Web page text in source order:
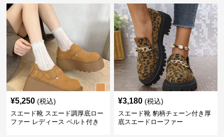
¥5,250 (税込)
スエード靴 スエード調厚底ロー
ファー レディース ベルト付き
¥3,180 (税込)
スエード靴 豹柄チェーン付き厚
底スエードローファー